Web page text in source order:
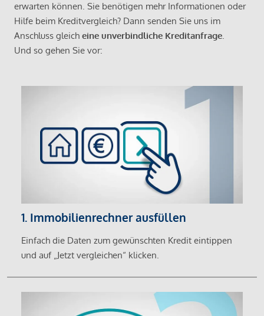
erwarten können. Sie benötigen mehr Informationen oder
Hilfe beim Kreditvergleich? Dann senden Sie uns im
Anschluss gleich eine unverbindliche Kreditanfrage.
Und so gehen Sie vor:
1. Immobilienrechner ausfüllen
Einfach die Daten zum gewünschten Kredit eintippen
und auf „Jetzt vergleichen“ klicken.